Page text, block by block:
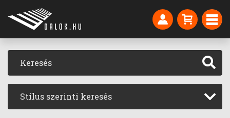
Stílus szerinti keresés